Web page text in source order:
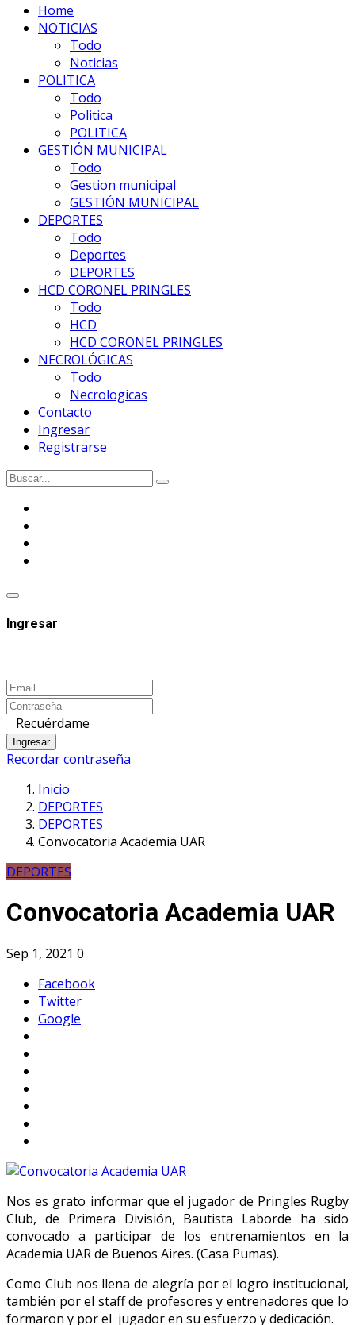
Home
NOTICIAS
Todo
Noticias
POLITICA
Todo
Politica
POLITICA
GESTIÓN MUNICIPAL
Todo
Gestion municipal
GESTIÓN MUNICIPAL
DEPORTES
Todo
Deportes
DEPORTES
HCD CORONEL PRINGLES
Todo
HCD
HCD CORONEL PRINGLES
NECROLÓGICAS
Todo
Necrologicas
Contacto
Ingresar
Registrarse
Ingresar
Recuérdame
Ingresar
Recordar contraseña
Inicio
DEPORTES
DEPORTES
Convocatoria Academia UAR
DEPORTES
Convocatoria Academia UAR
Sep 1, 2021 0
Facebook
Twitter
Google
Nos es grato informar que el jugador de Pringles Rugby
Club, de Primera División, Bautista Laborde ha sido
convocado a participar de los entrenamientos en la
Academia UAR de Buenos Aires. (Casa Pumas).
Como Club nos llena de alegría por el logro institucional,
también por el staff de profesores y entrenadores que lo
formaron y por el jugador en su esfuerzo y dedicación.